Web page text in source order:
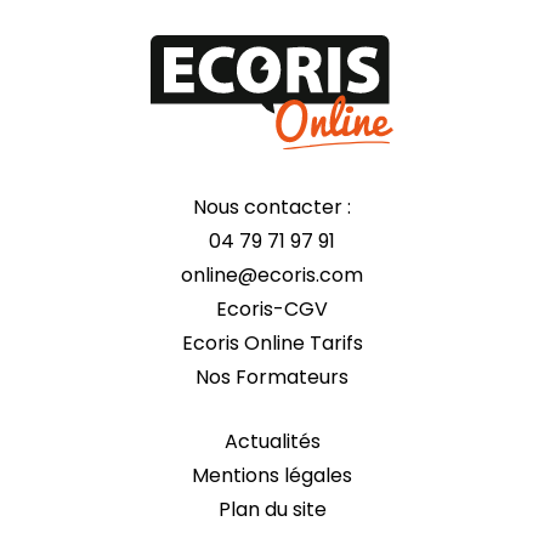
Nous contacter :
04 79 71 97 91
online@ecoris.com
Ecoris-CGV
Ecoris Online Tarifs
Nos Formateurs
Actualités
Mentions légales
Plan du site